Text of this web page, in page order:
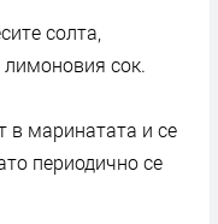
солта,
лимоновия сок.
в маринатата и се
периодично се